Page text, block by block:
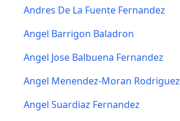
Andres De La Fuente Fernandez
Angel Barrigon Baladron
Angel Jose Balbuena Fernandez
Angel Menendez-Moran Rodriguez
Angel Suardiaz Fernandez